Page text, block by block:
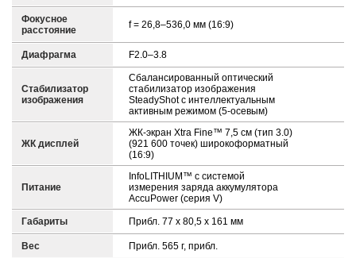
Фокусное
расстояние
f = 26,8–536,0 мм (16:9)
Диафрагма F2.0–3.8
Стабилизатор
изображения
Сбалансированный оптический
стабилизатор изображения
SteadyShot с интеллектуальным
активным режимом (5-осевым)
ЖК дисплей
ЖК-экран Xtra Fine™ 7,5 см (тип 3.0)
(921 600 точек) широкоформатный
(16:9)
Питание
InfoLITHIUM™ с системой
измерения заряда аккумулятора
AccuPower (серия V)
Габариты Прибл. 77 x 80,5 x 161 мм
Вес Прибл. 565 г, прибл.